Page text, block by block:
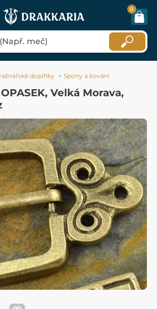
0
doplňky Spony a kování
Velká Morava,